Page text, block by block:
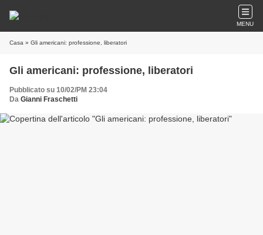
MENU
Casa » Gli americani: professione, liberatori
Gli americani: professione, liberatori
Pubblicato su 10/02/PM 23:04
Da Gianni Fraschetti